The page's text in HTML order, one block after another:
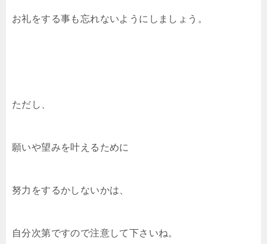
お礼をする事も忘れないようにしましょう。
ただし、
願いや望みを叶えるために
努力をするかしないかは、
自分次第ですので注意して下さいね。